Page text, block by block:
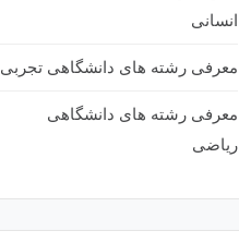
انسانی
معرفی رشته های دانشگاهی تجربی
معرفی رشته های دانشگاهی
ریاضی